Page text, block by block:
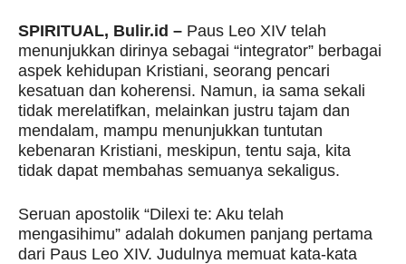
SPIRITUAL, Bulir.id – Paus Leo XIV telah
menunjukkan dirinya sebagai “integrator” berbagai
aspek kehidupan Kristiani, seorang pencari
kesatuan dan koherensi. Namun, ia sama sekali
tidak merelatifkan, melainkan justru tajam dan
mendalam, mampu menunjukkan tuntutan
kebenaran Kristiani, meskipun, tentu saja, kita
tidak dapat membahas semuanya sekaligus.
Seruan apostolik “Dilexi te: Aku telah
mengasihimu” adalah dokumen panjang pertama
dari Paus Leo XIV. Judulnya memuat kata-kata